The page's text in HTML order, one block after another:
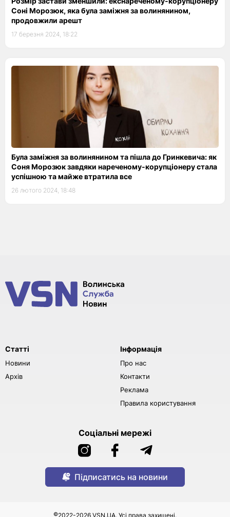
Соні Морозюк, яка була заміжня за волинянином,
продовжили арешт
17 березня 2024, 18:22
Була заміжня за волинянином та пішла до Гринкевича: як
Соня Морозюк завдяки нареченому-корупціонеру стала
успішною та майже втратила все
26 лютого 2024, 18:48
Статті
Новини
Архів
Інформація
Про нас
Контакти
Реклама
Правила користування
Соціальні мережі
Підписатись на новини
©2022-2026 VSN.UA. Усі права захищені.